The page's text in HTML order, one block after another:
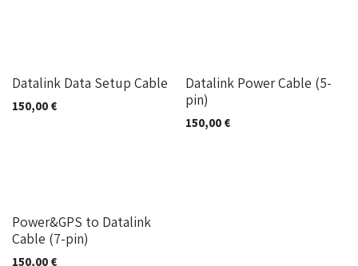
Datalink Data Setup Cable
150,00 €
Datalink Power Cable (5-
pin)
150,00€
Power&GPS to Datalink
Cable (7-pin)
150,00 €